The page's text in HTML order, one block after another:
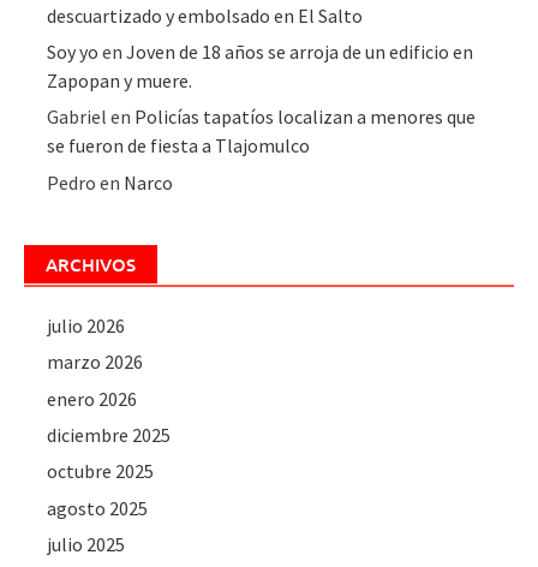
descuartizado y embolsado en El Salto
Soy yo enJoven de 18 años se arroja de un edificio en
Zapopan y muere.
Gabriel en Policías tapatíos localizan a menores que
se fueron de fiesta a Tlajomulco
Pedro en Narco
ARCHIVOS
julio 2026
marzo 2026
enero 2026
diciembre 2025
octubre 2025
agosto 2025
julio 2025